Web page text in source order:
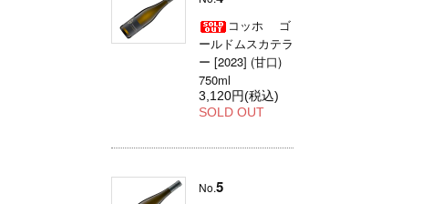
コッホ ゴ
ールドムスカテラ
ー [2023] (甘口)
750ml
3,120円(税込)
SOLD OUT
No.5